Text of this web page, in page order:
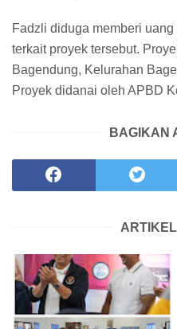
Fadzli diduga memberi
terkait proyek tersebut.
Bagendung, Kelurahan
Proyek didanai oleh APBD
BAGIKAN